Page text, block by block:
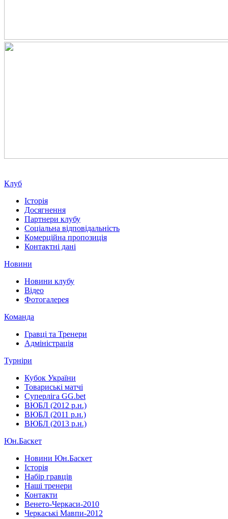
Клуб
Історія
Досягнення
Партнери клубу
Соціальна відповідальність
Комерційна пропозиція
Контактні дані
Новини
Новини клубу
Відео
Фотогалерея
Команда
Гравці та Тренери
Адміністрація
Турніри
Кубок України
Товариські матчі
Суперліга GG.bet
ВЮБЛ (2012 р.н.)
ВЮБЛ (2011 р.н.)
ВЮБЛ (2013 р.н.)
Юн.Баскет
Новини Юн.Баскет
Історія
Набір гравців
Наші тренери
Контакти
Венето-Черкаси-2010
Черкаські Мавпи-2012